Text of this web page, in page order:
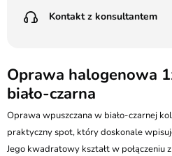
Poczta Polska Kurier 48H - 11
(od 1000 zł dla gabarytów,
Pobranie:
Poczta Polska Kurier 48H - 16
Kurier GLS - 20 zł
Przesyłka Gabarytowa - 35 zł
Kontakt z konsultantem
Batalionów Chłopskich 12,
506 336 320
kontakt@ledstyl.pl
Oprawa halogenowa
biało-czarna
Oprawa wpuszczana w biało-czarnej
praktyczny spot, który doskonale
Jego kwadratowy kształt w połączeniu